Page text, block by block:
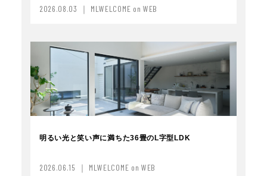
2026.08.03 ｜ MLWELCOME on WEB
明るい光と笑い声に満ちた36畳のL字型LDK
2026.06.15 ｜ MLWELCOME on WEB